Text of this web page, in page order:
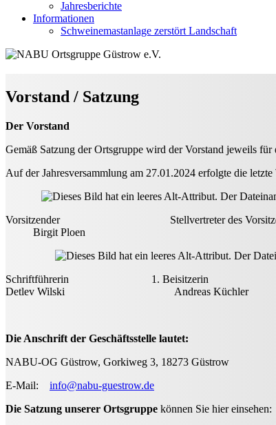
Jahresberichte
Informationen
Schweinemastanlage zerstört Landschaft
Vorstand / Satzung
Der Vorstand
Gemäß Satzung der Ortsgruppe wird der Vorstand jeweils
Auf der Jahresversammlung am 27.01.2024 erfolgte die
Vorsitzender
Birgit Ploen
Schriftführerin 1.
Detlev Wilski Andreas Küchler
Die Anschrift der Geschäftsstelle lautet:
NABU-OG Güstrow, Gorkiweg 3, 18273 Güstrow
E-Mail: info@nabu-guestrow.de
Die Satzung unserer Ortsgruppe können Sie hier einsehen: